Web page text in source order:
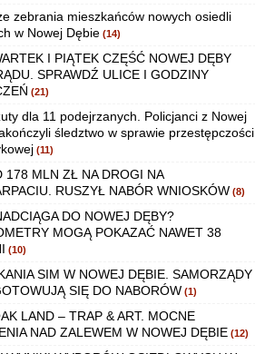
zebrania mieszkańców nowych osiedli
w Nowej Dębie (14)
I PIĄTEK CZĘŚĆ NOWEJ DĘBY
SPRAWDŹ ULICE I GODZINY
(21)
dla 11 podejrzanych. Policjanci z Nowej
śledztwo w sprawie przestępczości
(11)
178 MLN ZŁ NA DROGI NA
RUSZYŁ NABÓR WNIOSKÓW (8)
DO NOWEJ DĘBY?
MOGĄ POKAZAĆ NAWET 38
(10)
SIM W NOWEJ DĘBIE. SAMORZĄDY
SIĘ DO NABORÓW (1)
LAND – TRAP & ART. MOCNE
NAD ZALEWEM W NOWEJ DĘBIE (12)